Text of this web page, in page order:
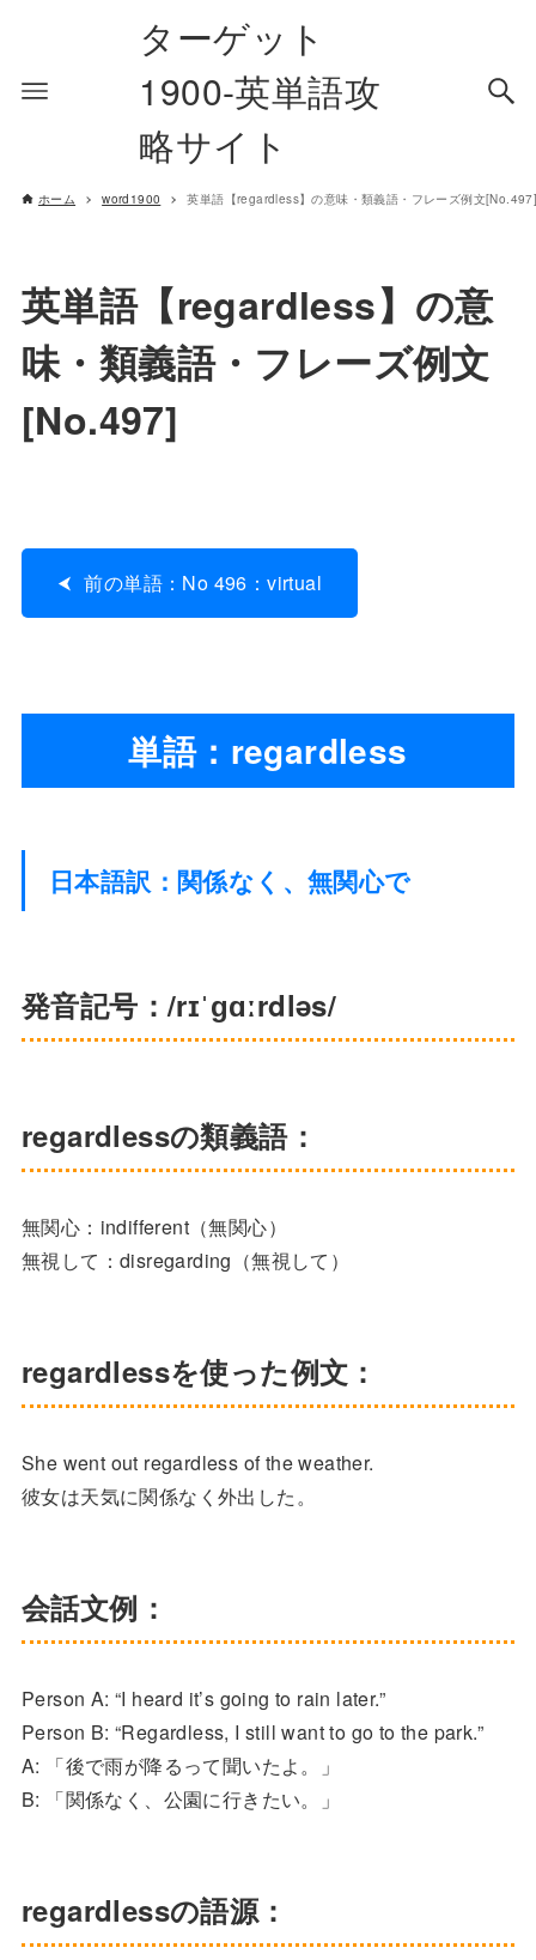
ターゲット
1900-英単語攻
略サイト
ホーム word1900 英単語【regardless】の意味・類義語・フレーズ例文
英単語【regardless】の意
味・類義語・フレーズ例文
[No.497]
前の単語：No 496：virtual
単語：regardless
日本語訳：関係なく、無関心で
発音記号：/rɪˈɡɑːrdləs/
regardlessの類義語：
無関心：indifferent（無関心）
無視して：disregarding（無視して）
regardlessを使った例文：
She went out regardless of the weather.
彼女は天気に関係なく外出した。
会話文例：
Person A: “I heard it’s going to rain later.”
Person B: “Regardless, I still want to go to the park.”
A: 「後で雨が降るって聞いたよ。」
B: 「関係なく、公園に行きたい。」
regardlessの語源：